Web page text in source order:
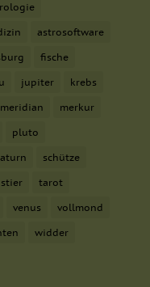
astrosoftware
fische
jupiter krebs
meridian merkur
pluto
schütze
stier tarot
venus vollmond
widder